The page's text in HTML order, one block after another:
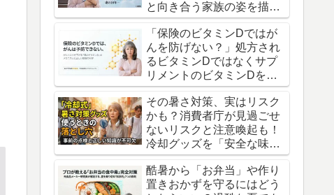
と向き合う家族の姿を描い
た、渾身の記録です。
「保険のビタミンDではが
んを防げない？」処方され
るビタミンDではなくサプ
リメントのビタミンDを摂
るべきという衝撃の真実
その暑さ対策、実はリスク
かも？消費者庁が見過ごせ
ないリスクと注意喚起も！
冷却グッズを「安全な味
方」にするための意外な盲
点
酷暑から「お弁当」や作り
置きおかずを守るにはどう